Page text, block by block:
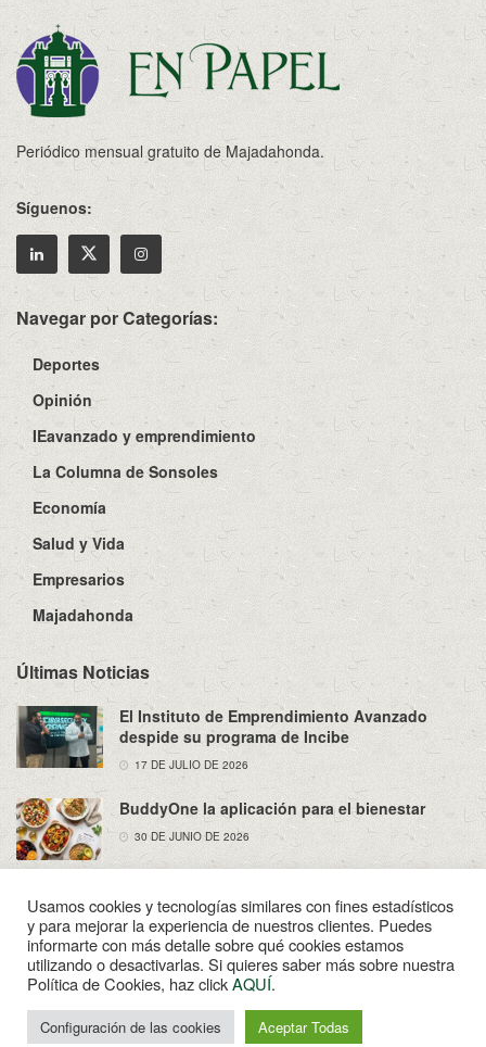
Periódico mensual gratuito de Majadahonda.
Síguenos:
Navegar por Categorías:
Deportes
Opinión
IEavanzado y emprendimiento
La Columna de Sonsoles
Economía
Salud y Vida
Empresarios
Majadahonda
Últimas Noticias
El Instituto de Emprendimiento Avanzado
despide su programa de Incibe
17 DE JULIO DE 2026
BuddyOne la aplicación para el bienestar
30 DE JUNIO DE 2026
Sobre Nosotros Política de Privacidad
Aviso Legal
Contacto
© 2022Enpapel- Tu periodico de Madahonda.
Usamos cookies y tecnologías similares con fines estadísticos
y para mejorar la experiencia de nuestros clientes. Puedes
informarte con más detalle sobre qué cookies estamos
utilizando o desactivarlas. Si quieres saber más sobre nuestra
Política de Cookies, haz clickAQUÍ.
Configuración de las cookies Aceptar Todas